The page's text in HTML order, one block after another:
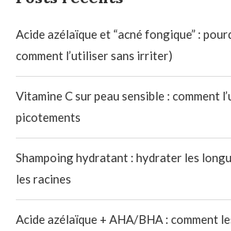
Acide azélaïque et “acné fongique” :
comment l’utiliser sans irriter)
Vitamine C sur peau sensible : comment
picotements
Shampoing hydratant : hydrater les
les racines
Acide azélaïque + AHA/BHA : comment